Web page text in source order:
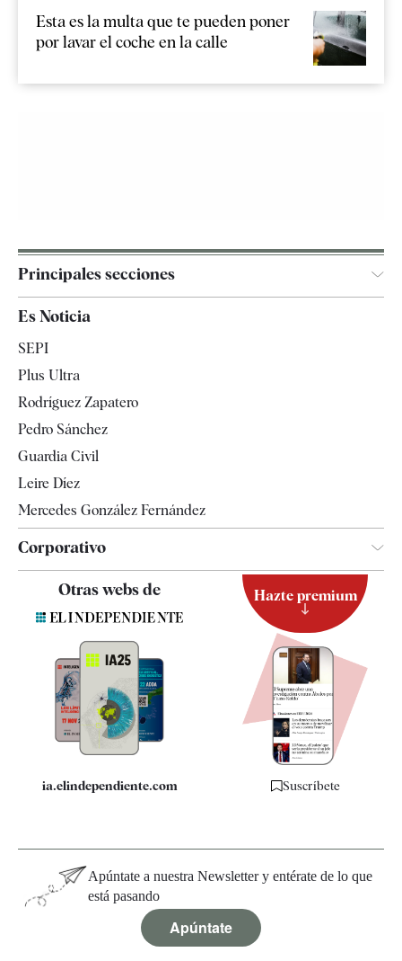
Esta es la multa que te pueden poner
por lavar el coche en la calle
Principales secciones
España
Televisión
Es Noticia
SEPI
Plus Ultra
Rodríguez Zapatero
Pedro Sánchez
Guardia Civil
Leire Díez
Mercedes González Fernández
Corporativo
Contacto
Quiénes somos
Especificaciones
Otras webs de
ia.elindependiente.com
Hazte premium
Suscríbete
Apúntate a nuestra Newsletter y entérate de lo que
está pasando
Apúntate